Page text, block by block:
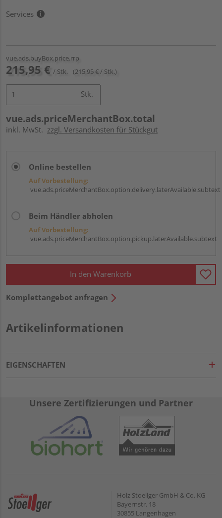
Services
vue.ads.buyBox.price.rrp
215,95 € / Stk. (215,95 € / Stk.)
Stk.
vue.ads.priceMerchantBox.total
inkl. MwSt. zzgl. Versandkosten für Stückgut
Online bestellen
Auf Vorbestellung:
vue.ads.priceMerchantBox.option.delivery.laterAvailable.subtext
Beim Händler abholen
Auf Vorbestellung:
vue.ads.priceMerchantBox.option.pickup.laterAvailable.subtext
In den Warenkorb
Komplettangebot anfragen
Artikelinformationen
EIGENSCHAFTEN
Unsere Zertifizierungen und Partner
Holz Stoellger GmbH & Co. KG
Bayernstr. 18
30855 Langenhagen